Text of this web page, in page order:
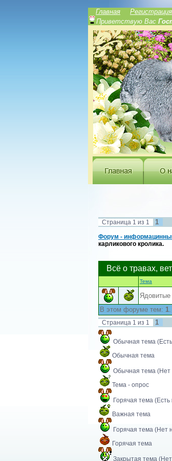
Главная
Регистрация
Приветствую Вас
Страница 1 из 1 1
Форум -
карликового кролика.
Всё о травах,
Тема
Ядовитые
В этом форуме тем: 1
Страница 1 из 1 1
Обычная тема
Обычная тема
Обычная тема
Тема - опрос
Горячая тема
Важная тема
Горячая тема (Нет
Горячая тема
Закрытая тема